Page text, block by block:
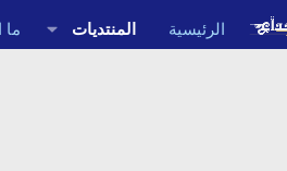
الرئيسية المنتديات ما